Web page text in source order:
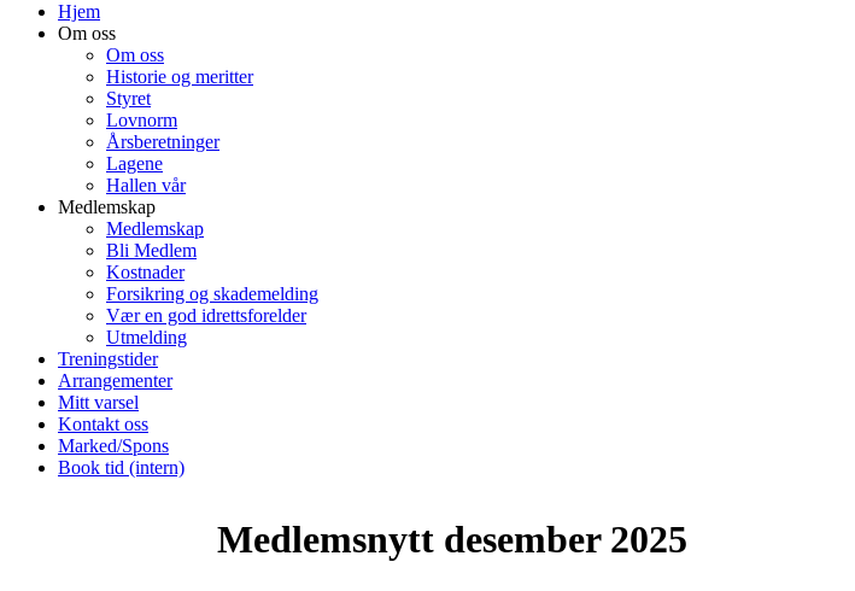
Hjem
Om oss
Om oss
Historie og meritter
Styret
Lovnorm
Årsberetninger
Lagene
Hallen vår
Medlemskap
Medlemskap
Bli Medlem
Kostnader
Forsikring og skademelding
Vær en god idrettsforelder
Utmelding
Treningstider
Arrangementer
Mitt varsel
Kontakt oss
Marked/Spons
Book tid (intern)
Medlemsnytt desember 2025